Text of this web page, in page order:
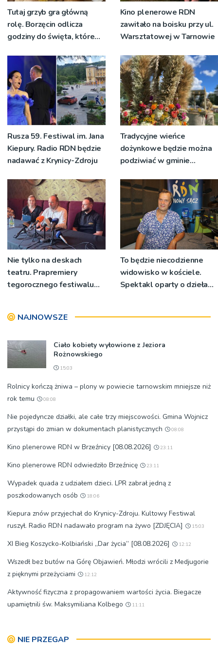
Tutaj grzyb gra główną
rolę. Borzęcin odlicza
godziny do święta, które
pokoleń
Kino plenerowe RDN
zawitało na boisku przy ul.
Warsztatowej w Tarnowie
Rusza 59. Festiwal im. Jana
Kiepury. Radio RDN będzie
nadawać z Krynicy-Zdroju
Tradycyjne wieńce
dożynkowe będzie można
podziwiać w gminie
Nie tylko na deskach
teatru. Prapremiery
tegorocznego festiwalu
okolicznościach
To będzie niecodzienne
widowisko w kościele.
Spektakl oparty o dzieła
NAJNOWSZE
Ciało kobiety wyłowione z Jeziora
Rożnowskiego
15:03
Rolnicy kończą żniwa – plony w powiecie tarnowskim mniejsze niż
rok temu
08:08
Nie pojedyncze działki, ale całe trzy miejscowości. Gmina Wojnicz
przystąpi do zmian w dokumentach planistycznych
08:08
Kino plenerowe RDN w Brzeźnicy [08.08.2026] 23:11
Kino plenerowe RDN odwiedziło Brzeźnicę 23:11
Wypadek quada z udziałem dzieci. LPR zabrał jedną z
poszkodowanych osób
18:06
Kiepura znów przyjechał do Krynicy-Zdroju. Kultowy Festiwal
ruszył. Radio RDN nadawało program na żywo [ZDJĘCIA]
15:03
XI Bieg Koszycko-Kolbiański „Dar życia” [08.08.2026] 12:12
Wszedł bez butów na Górę Objawień. Młodzi wrócili z Medjugorie
z pięknymi przeżyciami
12:12
Aktywność fizyczna z propagowaniem wartości życia. Biegacze
upamiętnili św. Maksymiliana Kolbego
11:11
NIE PRZEGAP